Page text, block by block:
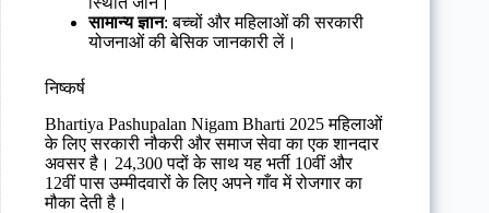
सामान्य ज्ञान: बच्चों और महिलाओं की सरकारी
योजनाओं की बेसिक जानकारी लें।
निष्कर्ष
Bhartiya Pashupalan Nigam Bharti 2025 महिलाओं
के लिए सरकारी नौकरी और समाज सेवा का एक शानदार
अवसर है। 24,300 पदों के साथ यह भर्ती 10वीं और
12वीं पास उम्मीदवारों के लिए अपने गाँव में रोजगार का
मौका देती है।